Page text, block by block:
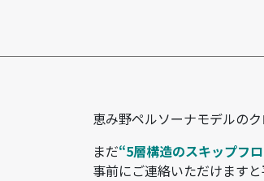
恵み野ペルソーナモデルの
まだ“5層構造のスキップフ
事前にご連絡いただけます